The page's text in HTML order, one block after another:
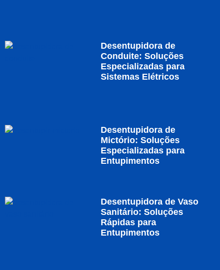
Desentupidora de
Conduite: Soluções
Especializadas para
Sistemas Elétricos
Desentupidora de
Mictório: Soluções
Especializadas para
Entupimentos
Desentupidora de Vaso
Sanitário: Soluções
Rápidas para
Entupimentos